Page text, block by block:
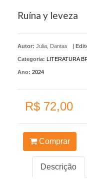
Ruína y leveza
Autor: Julia, Dantas |
Categoria: LITERATURA
Ano: 2024
R$ 72,00
Comprar
Descrição